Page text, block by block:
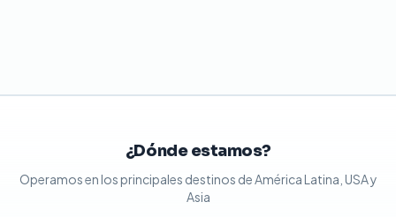
¿Dónde estamos?
Operamos en los principales destinos de América Latina, USA y
Asia